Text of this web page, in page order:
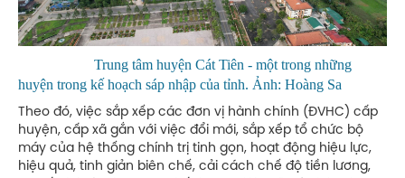
Trung tâm huyện Cát Tiên - một trong những
huyện trong kế hoạch sáp nhập của tỉnh. Ảnh: Hoàng Sa
Theo đó, việc sắp xếp các đơn vị hành chính (ĐVHC) cấp
huyện, cấp xã gắn với việc đổi mới, sắp xếp tổ chức bộ
máy của hệ thống chính trị tinh gọn, hoạt động hiệu lực,
hiệu quả, tinh giản biên chế, cải cách chế độ tiền lương,